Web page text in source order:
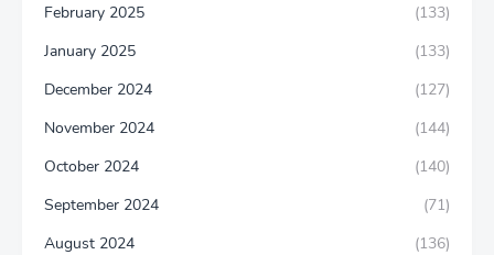
February 2025
(133)
January 2025
(133)
December 2024
(127)
November 2024
(144)
October 2024
(140)
September 2024
(71)
August 2024
(136)